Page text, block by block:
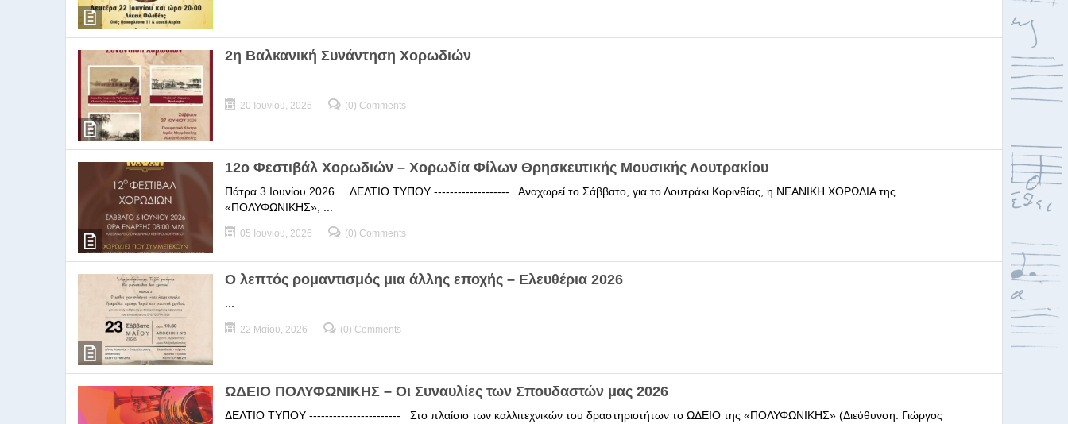
2η Βαλκανική Συνάντηση Χορωδιών
20 Ιουνίου, 2026 (0) Comments
12ο Φεστιβάλ Χορωδιών – Χορωδία Φίλων Θρησκευτικής Μουσικής Λουτρακίου
Πάτρα 3 Ιουνίου 2026 ΔΕΛΤΙΟ ΤΥΠΟΥ ------------------- Αναχωρεί το Σάββατο, για το Λουτράκι Κορινθίας, η ΝΕΑΝΙΚΗ ΧΟΡΩΔΙΑ της
«ΠΟΛΥΦΩΝΙΚΗΣ», ...
05 Ιουνίου, 2026 (0) Comments
Ο λεπτός ρομαντισμός μια άλλης εποχής – Ελευθέρια 2026
22 Μαΐου, 2026 (0) Comments
ΩΔΕΙΟ ΠΟΛΥΦΩΝΙΚΗΣ – Οι Συναυλίες των Σπουδαστών μας 2026
ΔΕΛΤΙΟ ΤΥΠΟΥ ----------------------- Στο πλαίσιο των καλλιτεχνικών του δραστηριοτήτων το ΩΔΕΙΟ της «ΠΟΛΥΦΩΝΙΚΗΣ» (Διεύθυνση: Γιώργος